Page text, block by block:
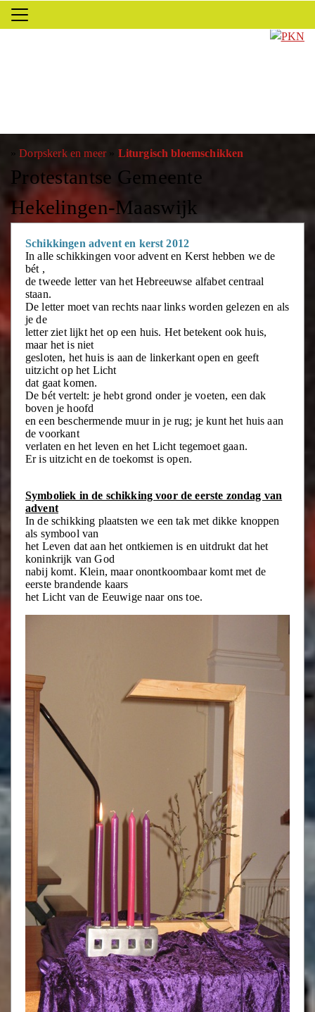
»Dorpskerk en meer» Liturgisch bloemschikken
Protestantse Gemeente
Hekelingen-Maaswijk
Schikkingen advent en kerst 2012
In alle schikkingen voor advent en Kerst hebben we de
bét ,
de tweede letter van het Hebreeuwse alfabet centraal
staan.
De letter moet van rechts naar links worden gelezen en als
je de
letter ziet lijkt het op een huis. Het betekent ook huis,
maar het is niet
gesloten, het huis is aan de linkerkant open en geeft
uitzicht op het Licht
dat gaat komen.
De bét vertelt: je hebt grond onder je voeten, een dak
boven je hoofd
en een beschermende muur in je rug; je kunt het huis aan
de voorkant
verlaten en het leven en het Licht tegemoet gaan.
Er is uitzicht en de toekomst is open.
Symboliek in de schikking voor de eerste zondag van
advent
In de schikking plaatsten we een tak met dikke knoppen
als symbool van
het Leven dat aan het ontkiemen is en uitdrukt dat het
koninkrijk van God
nabij komt. Klein, maar onontkoombaar komt met de
eerste brandende kaars
het Licht van de Eeuwige naar ons toe.